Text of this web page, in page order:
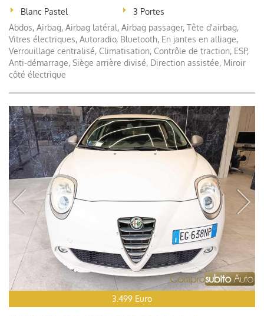
Blanc Pastel
3 Portes
Abdos, Airbag, Airbag latéral, Airbag passager, Tête d'airbag,
Vitres électriques, Autoradio, Bluetooth, En jantes en alliage,
Verrouillage centralisé, Climatisation, Contrôle de traction, ESP,
Anti-démarrage, Siège arrière divisé, Direction assistée, Miroir
côté électrique
3.499 Euro